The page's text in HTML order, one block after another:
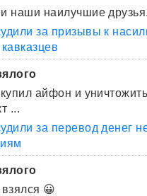
наши наилучшие друзья.
за призывы к
айфон и
...
за перевод денег
😀